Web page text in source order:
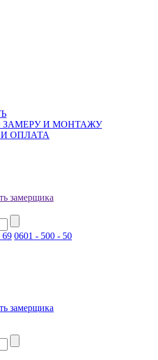
ЗАМЕРУ И МОНТАЖУ
ОПЛАТА
замерщика
69 0601 - 500 - 50
замерщика